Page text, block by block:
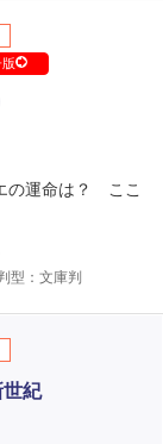
版
の運命は？ ここ
型：文庫判
紀